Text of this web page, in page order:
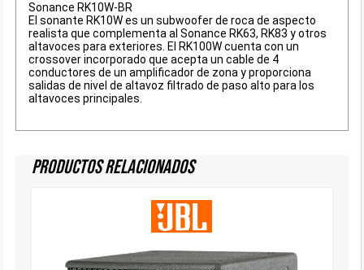
Sonance RK10W-BR
El sonante RK10W es un subwoofer de roca de aspecto
realista que complementa al Sonance RK63, RK83 y otros
altavoces para exteriores. El RK100W cuenta con un
crossover incorporado que acepta un cable de 4
conductores de un amplificador de zona y proporciona
salidas de nivel de altavoz filtrado de paso alto para los
altavoces principales.
Productos Relacionados